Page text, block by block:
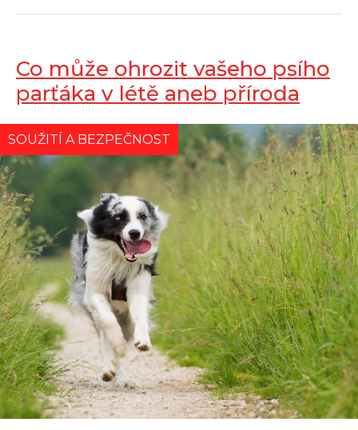
Co může ohrozit vašeho psího
parťáka v létě aneb příroda
útočí
SOUŽITÍ A BEZPEČNOST